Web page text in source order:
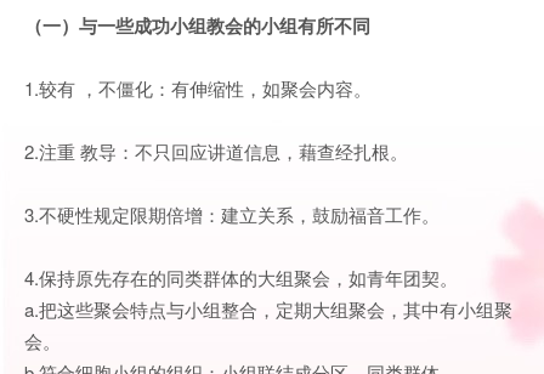
（一）与一些成功小组教会的小组有所不同
1.较有 ，不僵化：有伸缩性，如聚会内容。
2.注重 教导：不只回应讲道信息，藉查经扎根。
3.不硬性规定限期倍增：建立关系，鼓励福音工作。
4.保持原先存在的同类群体的大组聚会，如青年团契。
a.把这些聚会特点与小组整合，定期大组聚会，其中有小组聚
会。